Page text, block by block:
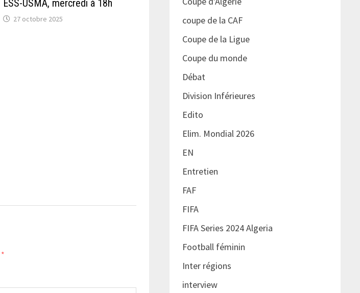
ESS-USMA, mercredi à 18h
27 octobre 2025
*
coupe de la CAF
Coupe de la Ligue
Coupe du monde
Débat
Division Inférieures
Edito
Elim. Mondial 2026
EN
Entretien
FAF
FIFA
FIFA Series 2024 Algeria
Football féminin
Inter régions
interview